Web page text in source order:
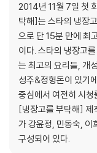
For덕
봉선아 시집 가자미
곤봉 (곤약봉골레)
보굴보굴
안심하드라고
삼고마비
치튀치튀뱅뱅
스푼파스타
김마삼
부드러어
2014년 11월 7일 첫
탁해]는 스타의 냉장
으로 단 15분 만에 최
이다. 스타의 냉장고
는 최고의 요리들, 개
성주&정형돈이 있기
중심에서 여전히 시청
[냉장고를 부탁해] 제
가 강윤정, 민동숙, 이
구성되어 있다.